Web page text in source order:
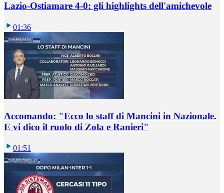
Lazio-Ostiamare 4-0: gli highlights dell'amichevole
01:36
Accomando: "Ecco lo staff di Mancini in Nazionale.
E vi dico il ruolo di Zola e Ranieri"
01:51